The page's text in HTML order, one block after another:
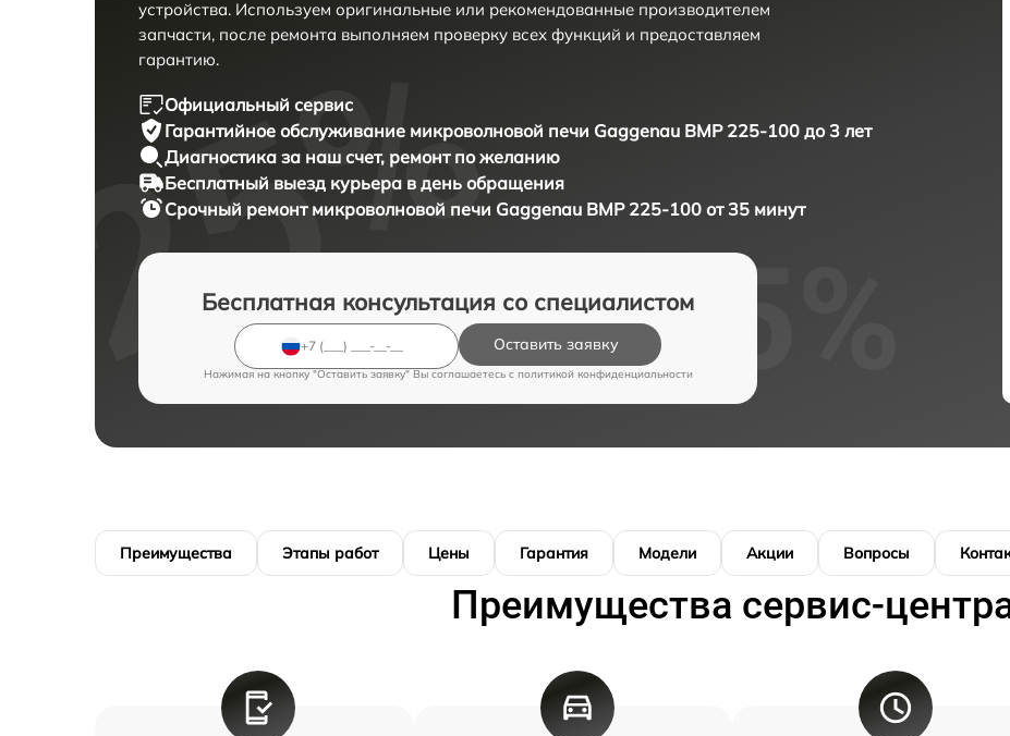
устройства. Используем оригинальные или рекомендованные производителем
запчасти, после ремонта выполняем проверку всех функций и предоставляем
гарантию.
Официальный сервис
Гарантийное обслуживание микроволновой печи Gaggenau BMP 225-100 до 3 лет
Диагностика за наш счет, ремонт по желанию
Бесплатный выезд курьера в день обращения
Срочный ремонт микроволновой печи Gaggenau BMP 225-100 от 35 минут
Бесплатная консультация со специалистом
Оставить заявку
Нажимая на кнопку "Оставить заявку" Вы соглашаетесь c политикой конфиденциальности
Преимущества Этапы работ Цены Гарантия Модели Акции Вопросы
Преимущества сервис-